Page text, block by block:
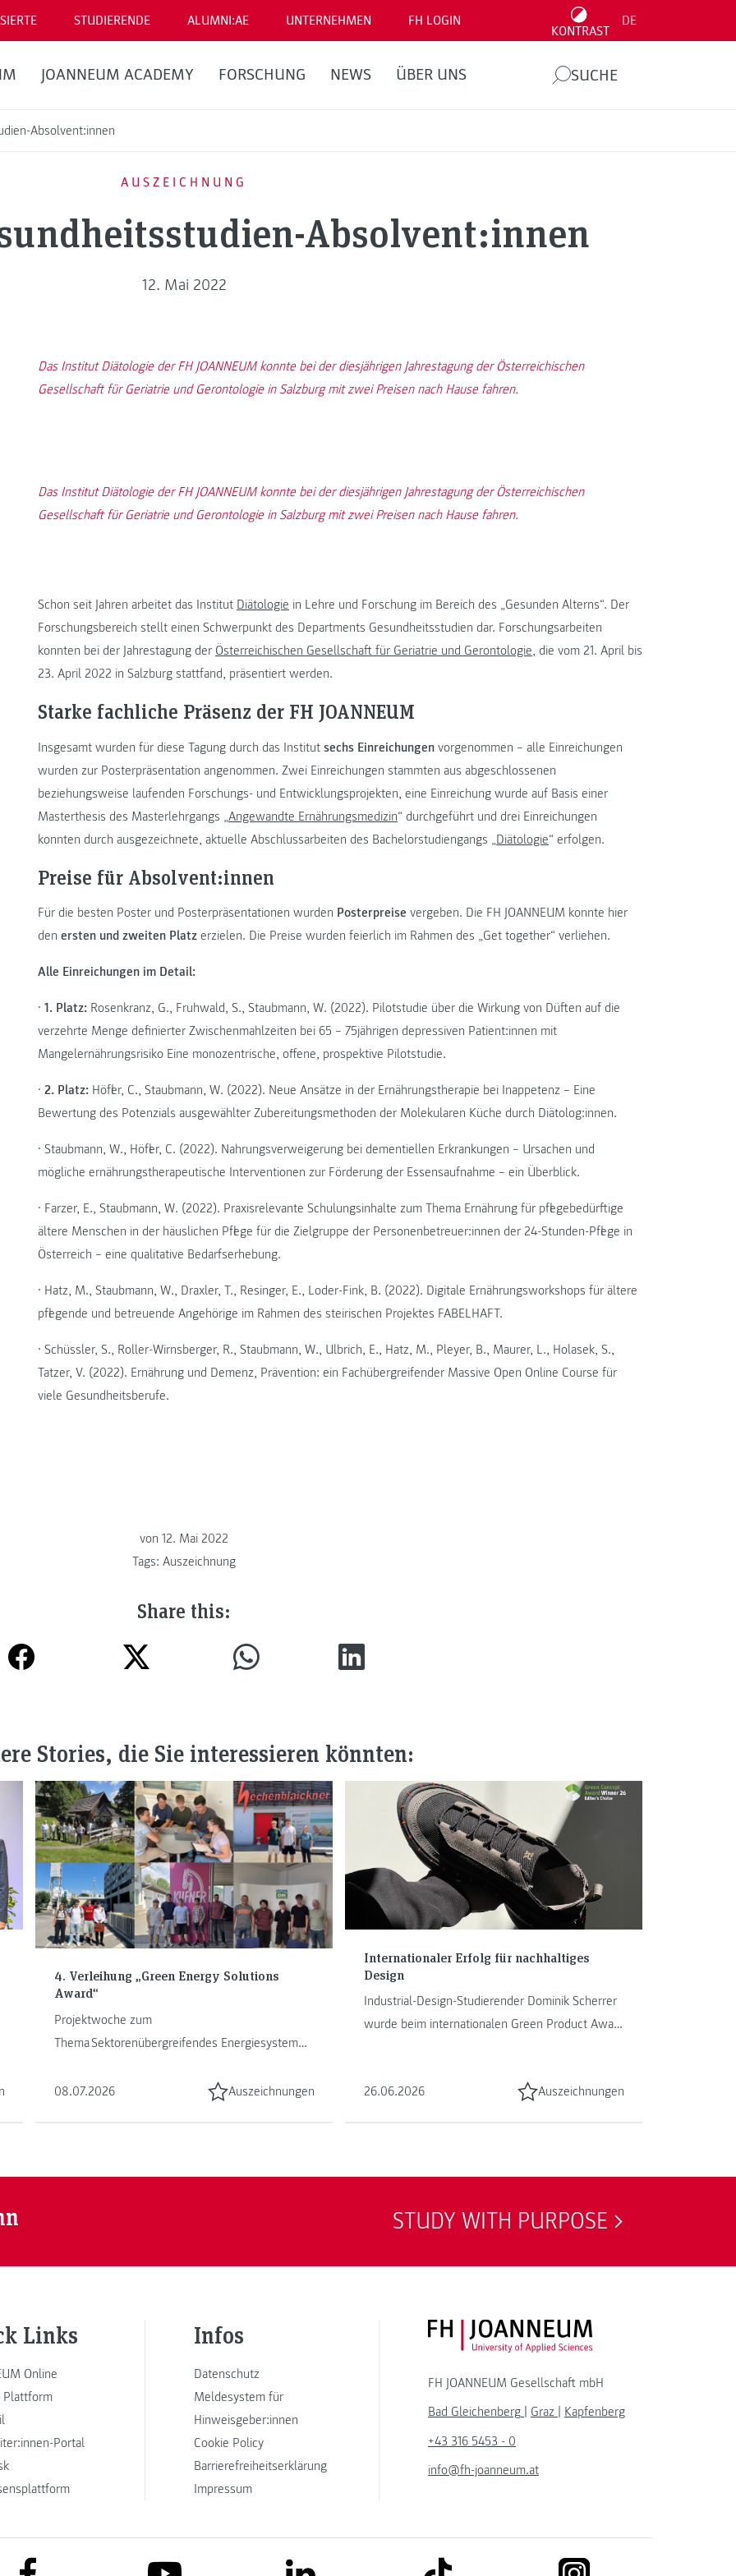
STUDIERENDE ALUMNI:AE UNTERNEHMEN FH LOGIN
KONTRAST
DE
JOANNEUM ACADEMY FORSCHUNG NEWS ÜBER UNS SUCHE
Absolvent:innen
AUSZEICHNUNG
Absolvent:innen
12. Mai 2022
Das Institut Diätologie der FH JOANNEUM konnte bei der diesjährigen Jahrestagung der Österreichischen
Gesellschaft für Geriatrie und Gerontologie in Salzburg mit zwei Preisen nach Hause fahren.
Das Institut Diätologie der FH JOANNEUM konnte bei der diesjährigen Jahrestagung der Österreichischen
Gesellschaft für Geriatrie und Gerontologie in Salzburg mit zwei Preisen nach Hause fahren.
Schon seit Jahren arbeitet das Institut Diätologie in Lehre und Forschung im Bereich des „Gesunden Alterns“. Der
Forschungsbereich stellt einen Schwerpunkt des Departments Gesundheitsstudien dar. Forschungsarbeiten
konnten bei der Jahrestagung der Österreichischen Gesellschaft für Geriatrie und Gerontologie, die vom 21. April bis
23. April 2022 in Salzburg stattfand, präsentiert werden.
Starke fachliche Präsenz der FH JOANNEUM
Insgesamt wurden für diese Tagung durch das Institut sechs Einreichungen vorgenommen – alle Einreichungen
wurden zur Posterpräsentation angenommen. Zwei Einreichungen stammten aus abgeschlossenen
beziehungsweise laufenden Forschungs- und Entwicklungsprojekten, eine Einreichung wurde auf Basis einer
Masterthesis des Masterlehrgangs „Angewandte Ernährungsmedizin“ durchgeführt und drei Einreichungen
konnten durch ausgezeichnete, aktuelle Abschlussarbeiten des Bachelorstudiengangs „Diätologie“ erfolgen.
Preise für Absolvent:innen
Für die besten Poster und Posterpräsentationen wurden Posterpreise vergeben. Die FH JOANNEUM konnte hier
den ersten und zweiten Platz erzielen. Die Preise wurden feierlich im Rahmen des „Get together“ verliehen.
Alle Einreichungen im Detail:
• 1. Platz: Rosenkranz, G., Fruhwald, S., Staubmann, W. (2022). Pilotstudie über die Wirkung von Düften auf die
verzehrte Menge definierter Zwischenmahlzeiten bei 65 – 75jährigen depressiven Patient:innen mit
Mangelernährungsrisiko Eine monozentrische, offene, prospektive Pilotstudie.
• 2. Platz: Höfler, C., Staubmann, W. (2022). Neue Ansätze in der Ernährungstherapie bei Inappetenz – Eine
Bewertung des Potenzials ausgewählter Zubereitungsmethoden der Molekularen Küche durch Diätolog:innen.
• Staubmann, W., Höfler, C. (2022). Nahrungsverweigerung bei dementiellen Erkrankungen – Ursachen und
mögliche ernährungstherapeutische Interventionen zur Förderung der Essensaufnahme – ein Überblick.
• Farzer, E., Staubmann, W. (2022). Praxisrelevante Schulungsinhalte zum Thema Ernährung für pflegebedürftige
ältere Menschen in der häuslichen Pflege für die Zielgruppe der Personenbetreuer:innen der 24-Stunden-Pflege in
Österreich – eine qualitative Bedarfserhebung.
• Hatz, M., Staubmann, W., Draxler, T., Resinger, E., Loder-Fink, B. (2022). Digitale Ernährungsworkshops für ältere
pflegende und betreuende Angehörige im Rahmen des steirischen Projektes FABELHAFT.
• Schüssler, S., Roller-Wirnsberger, R., Staubmann, W., Ulbrich, E., Hatz, M., Pleyer, B., Maurer, L., Holasek, S.,
Tatzer, V. (2022). Ernährung und Demenz, Prävention: ein Fachübergreifender Massive Open Online Course für
viele Gesundheitsberufe.
von 12. Mai 2022
Tags: Auszeichnung
Share this:
Stories, die Sie interessieren könnten:
4. Verleihung „Green Energy Solutions
Award“
Projektwoche zum
Thema Sektorenübergreifendes Energiesystem
JOANNEUM Kapfenberg ...
08.07.2026 Auszeichnungen
Internationaler Erfolg für nachhaltiges
Design
Industrial-Design-Studierender Dominik Scherrer
wurde beim internationalen Green Product Award
26.06.2026 Auszeichnungen
STUDY WITH PURPOSE
Links
Online
Portal
Infos
Datenschutz
Meldesystem für
Hinweisgeber:innen
Cookie Policy
Barrierefreiheitserklärung
Impressum
FH JOANNEUM Logo
FH JOANNEUM Gesellschaft mbH
Bad Gleichenberg
Graz
Kapfenberg
+43 316 5453 - 0
info@fh-joanneum.at
link to facebook link to youtube link to linkedin link to tiktok link to instagram